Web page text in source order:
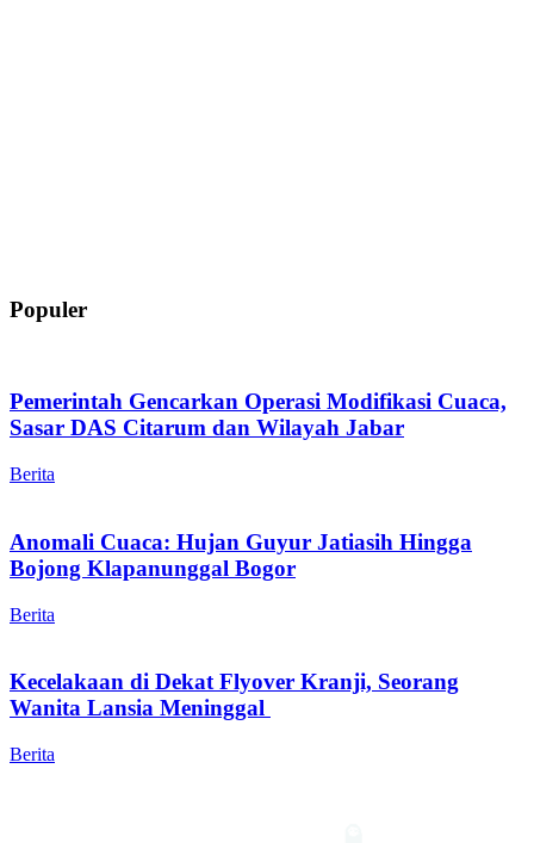
Populer
Pemerintah Gencarkan Operasi Modifikasi Cuaca,
Sasar DAS Citarum dan Wilayah Jabar
Berita
Anomali Cuaca: Hujan Guyur Jatiasih Hingga
Bojong Klapanunggal Bogor
Berita
Kecelakaan di Dekat Flyover Kranji, Seorang
Wanita Lansia Meninggal
Berita